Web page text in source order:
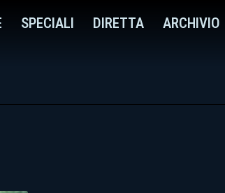
SPECIALI DIRETTA ARCHIVIO